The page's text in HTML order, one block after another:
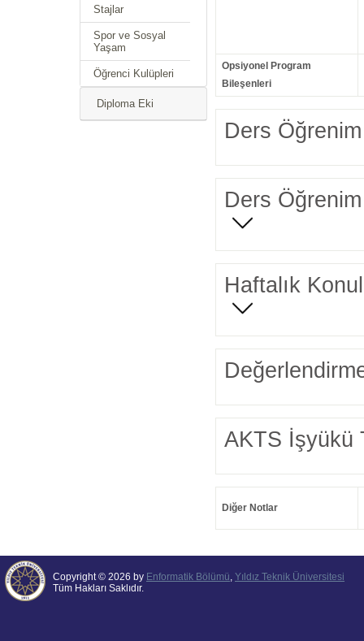
Stajlar
Spor ve Sosyal
Yaşam
Öğrenci Kulüpleri
Diploma Eki
Opsiyonel Program
Bileşenleri
Ders Öğrenim
Ders Öğrenim
Haftalık
AKTS İşyükü
Diğer Notlar
Copyright © 2026 by Enformatik Bölümü, Yıldız Teknik Üniversitesi
Tüm Hakları Saklıdır.